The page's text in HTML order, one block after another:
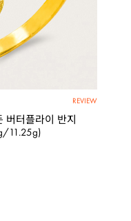
REVIEW
버터플라이 반지
11.25g)